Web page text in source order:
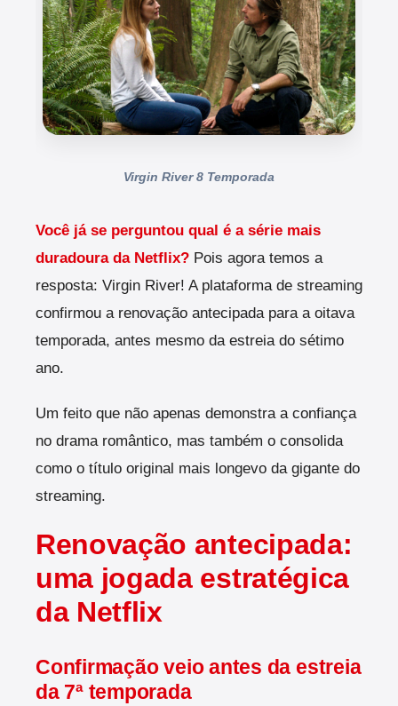
Virgin River 8 Temporada
Você já se perguntou qual é a série mais
duradoura da Netflix? Pois agora temos a
resposta: Virgin River! A plataforma de streaming
confirmou a renovação antecipada para a oitava
temporada, antes mesmo da estreia do sétimo
ano.
Um feito que não apenas demonstra a confiança
no drama romântico, mas também o consolida
como o título original mais longevo da gigante do
streaming.
Renovação antecipada:
uma jogada estratégica
da Netflix
Confirmação veio antes da estreia
da 7ª temporada